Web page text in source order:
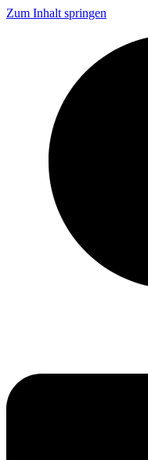
Zum Inhalt springen